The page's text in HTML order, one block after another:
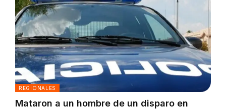
REGIONALES
Mataron a un hombre de un disparo en